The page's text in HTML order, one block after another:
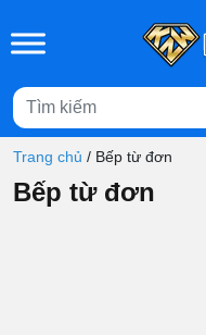
Trang chủ / Bếp từ đơn
Bếp từ đơn